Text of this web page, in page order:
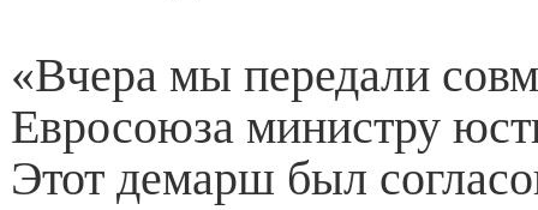
«Вчера мы передали
Евросоюза министру
Этот демарш был